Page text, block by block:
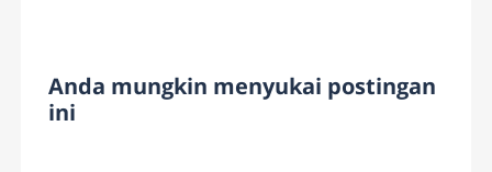
Anda mungkin menyukai postingan
ini